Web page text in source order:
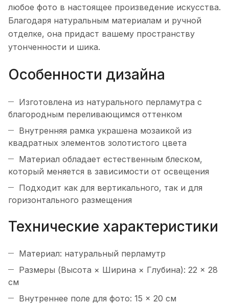
любое фото в настоящее произведение искусства.
Благодаря натуральным материалам и ручной
отделке, она придаст вашему пространству
утонченности и шика.
Особенности дизайна
Изготовлена из натурального перламутра с
благородным переливающимся оттенком
Внутренняя рамка украшена мозаикой из
квадратных элементов золотистого цвета
Материал обладает естественным блеском,
который меняется в зависимости от освещения
Подходит как для вертикального, так и для
горизонтального размещения
Технические характеристики
Материал: натуральный перламутр
Размеры (Высота × Ширина × Глубина): 22 × 28
см
Внутреннее поле для фото: 15 × 20 см